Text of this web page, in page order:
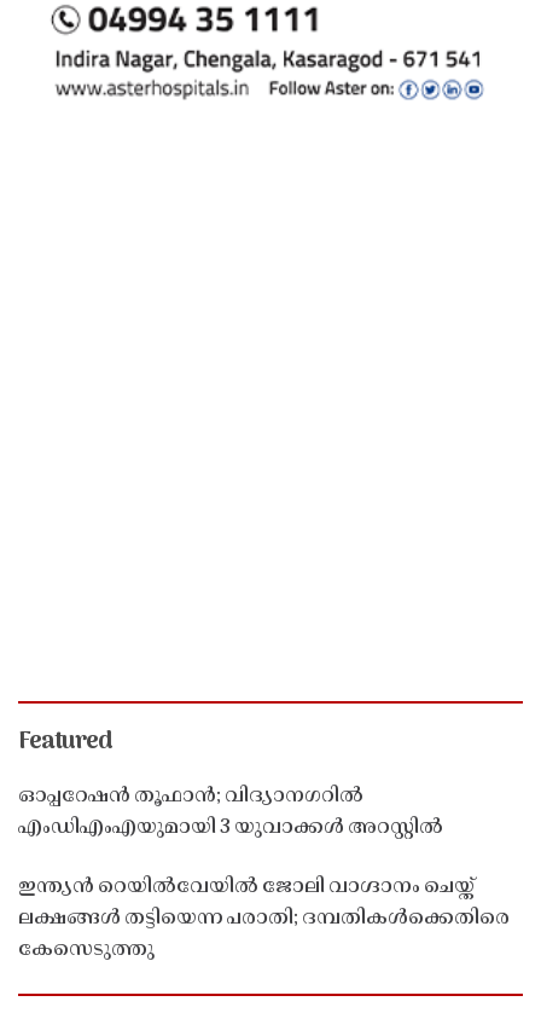
Featured
ഓപ്പറേഷൻ തൂഫാൻ; വിദ്യാനഗറിൽ
എംഡിഎംഎയുമായി 3 യുവാക്കൾ അറസ്റ്റിൽ
ഇന്ത്യൻ റെയിൽവേയിൽ ജോലി വാഗ്ദാനം ചെയ്ത്
ലക്ഷങ്ങൾ തട്ടിയെന്ന പരാതി; ദമ്പതികൾക്കെതിരെ
കേസെടുത്തു